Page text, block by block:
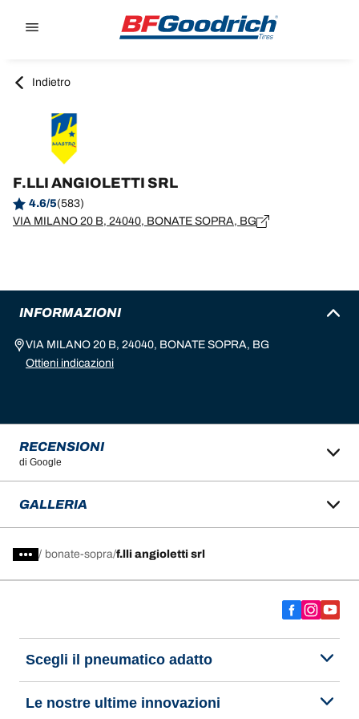
Indietro
F.LLI ANGIOLETTI SRL
4.6/5(583)
VIA MILANO 20 B, 24040, BONATE SOPRA, BG
INFORMAZIONI
VIA MILANO 20 B, 24040, BONATE SOPRA, BG
Ottieni indicazioni
RECENSIONI
di Google
GALLERIA
/ bonate-sopra f.lli angioletti srl
Scegli il pneumatico adatto
Le nostre ultime innovazioni